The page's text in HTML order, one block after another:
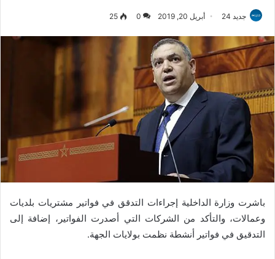
جديد 24 أبريل 20, 2019 0
25
باشرت وزارة الداخلية إجراءات التدقق في فواتير مشتريات بلديات
وعمالات، والتأكد من الشركات التي أصدرت الفواتير، إضافة إلى
التدقيق في فواتير أنشطة نظمت بولايات الجهة.